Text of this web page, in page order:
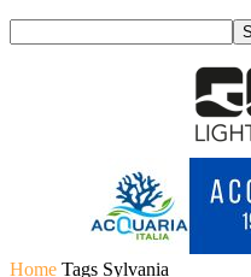
Home Tags Sylvania